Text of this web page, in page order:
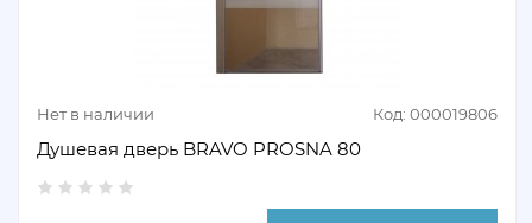
Нет в наличии Код: 000019806
Душевая дверь BRAVO PROSNA 80